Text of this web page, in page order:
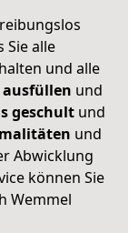
Sie alle
und alle
ausfüllen und
geschult und
und
Abwicklung
können Sie
Wemmel